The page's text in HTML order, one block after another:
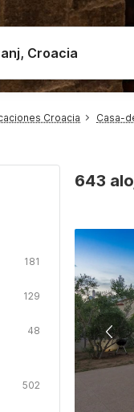
Croacia Casa-
181
129
48
502
643